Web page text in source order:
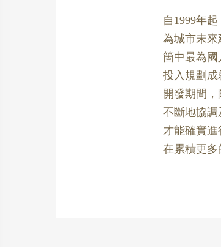
自1999年
為城市未來
箇中最為
投入規劃
開發期間
不斷地協調
才能確實進
在累積更